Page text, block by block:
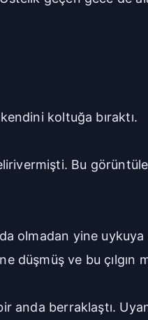
koltuğa bıraktı.
Bu
yine uykuya
düşmüş ve bu çılgın
anda berraklaştı.